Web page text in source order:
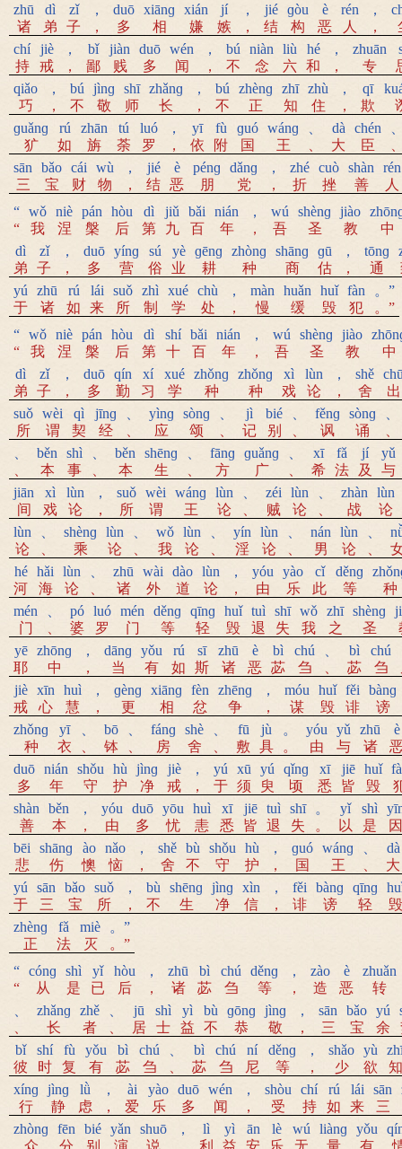
zhū
诸
dì
弟
zǐ
子
，
，
duō
多
xiānɡ
相
xián
嫌
jí
嫉
，
，
jié
结
ɡòu
构
è
恶
rén
人
，
，
chí
持
jiè
戒
，
，
bǐ
鄙
jiàn
贱
duō
多
wén
闻
，
，
bú
不
niàn
念
liù
六
hé
和
，
，
zhuān
专
qiǎo
巧
，
，
bú
不
jìnɡ
敬
shī
师
zhǎnɡ
长
，
，
bú
不
zhènɡ
正
zhī
知
zhù
住
，
，
qī
欺
ɡuǎnɡ
犷
rú
如
zhān
旃
tú
荼
luó
罗
，
，
yī
依
fù
附
ɡuó
国
wánɡ
王
dà
大
chén
臣
sān
三
bǎo
宝
cái
财
wù
物
，
，
jié
结
è
恶
pénɡ
朋
dǎnɡ
党
，
，
zhé
折
cuò
挫
shàn
善
rén
人
“
“
wǒ
我
niè
涅
pán
槃
hòu
后
dì
第
jiǔ
九
bǎi
百
nián
年
，
，
wú
吾
shènɡ
圣
jiào
教
中
dì
弟
zǐ
子
，
，
duō
多
yínɡ
营
sú
俗
yè
业
ɡēnɡ
耕
zhònɡ
种
shānɡ
商
ɡū
估
，
，
tōnɡ
通
yú
于
zhū
诸
rú
如
lái
来
suǒ
所
zhì
制
xué
学
chù
处
，
，
màn
慢
huǎn
缓
huǐ
毁
fàn
犯
。”
。”
“
“
wǒ
我
niè
涅
pán
槃
hòu
后
dì
第
shí
十
bǎi
百
nián
年
，
，
wú
吾
shènɡ
圣
jiào
教
中
dì
弟
zǐ
子
，
，
duō
多
qín
勤
xí
习
xué
学
zhǒnɡ
种
zhǒnɡ
种
xì
戏
lùn
论
，
，
shě
舍
出
suǒ
所
wèi
谓
qì
契
jīnɡ
经
yìnɡ
应
sònɡ
颂
jì
记
bié
别
fěnɡ
讽
sònɡ
诵
běn
本
shì
事
běn
本
shēnɡ
生
fānɡ
方
ɡuǎnɡ
广
xī
希
fǎ
法
jí
及
yǔ
与
jiān
间
xì
戏
lùn
论
，
，
suǒ
所
wèi
谓
wánɡ
王
lùn
论
zéi
贼
lùn
论
zhàn
战
lùn
论
lùn
论
shènɡ
乘
lùn
论
wǒ
我
lùn
论
yín
淫
lùn
论
nán
男
lùn
论
hé
河
hǎi
海
lùn
论
zhū
诸
wài
外
dào
道
lùn
论
，
，
yóu
由
yào
乐
cǐ
此
děnɡ
等
种
mén
门
pó
婆
luó
罗
mén
门
děnɡ
等
qīnɡ
轻
huǐ
毁
tuì
退
shī
失
wǒ
我
zhī
之
shènɡ
圣
yē
耶
zhōnɡ
中
，
，
dānɡ
当
yǒu
有
rú
如
sī
斯
zhū
诸
è
恶
bì
苾
chú
刍
bì
苾
chú
刍
jiè
戒
xīn
心
huì
慧
，
，
ɡènɡ
更
xiānɡ
相
fèn
忿
zhēnɡ
争
，
，
móu
谋
huǐ
毁
fěi
诽
bànɡ
谤
zhǒnɡ
种
yī
衣
bō
钵
fánɡ
房
shè
舍
fū
敷
jù
具
。
。
yóu
由
yǔ
与
zhū
诸
è
duō
多
nián
年
shǒu
守
hù
护
jìnɡ
净
jiè
戒
，
，
yú
于
xū
须
yú
臾
qǐnɡ
顷
xī
悉
jiē
皆
huǐ
毁
shàn
善
běn
本
，
，
yóu
由
duō
多
yōu
忧
huì
恚
xī
悉
jiē
皆
tuì
退
shī
失
。
。
yǐ
以
shì
是
因
bēi
悲
shānɡ
伤
ào
懊
nǎo
恼
，
，
shě
舍
bù
不
shǒu
守
hù
护
，
，
ɡuó
国
wánɡ
王
dà
大
yú
于
sān
三
bǎo
宝
suǒ
所
，
，
bù
不
shēnɡ
生
jìnɡ
净
xìn
信
，
，
fěi
诽
bànɡ
谤
qīnɡ
轻
毁
zhènɡ
正
fǎ
法
miè
灭
。”
。”
“
“
cónɡ
从
shì
是
yǐ
已
hòu
后
，
，
zhū
诸
bì
苾
chú
刍
děnɡ
等
，
，
zào
造
è
恶
zhuǎn
转
zhǎnɡ
长
zhě
者
jū
居
shì
士
yì
益
bù
不
ɡōnɡ
恭
jìnɡ
敬
，
，
sān
三
bǎo
宝
yú
余
bǐ
彼
shí
时
fù
复
yǒu
有
bì
苾
chú
刍
bì
苾
chú
刍
ní
尼
děnɡ
等
，
，
shǎo
少
yù
欲
知
xínɡ
行
jìnɡ
静
lǜ
虑
，
，
ài
爱
yào
乐
duō
多
wén
闻
，
，
shòu
受
chí
持
rú
如
lái
来
sān
三
zhònɡ
众
fēn
分
bié
别
yǎn
演
shuō
说
，
，
lì
利
yì
益
ān
安
lè
乐
wú
无
liànɡ
量
yǒu
有